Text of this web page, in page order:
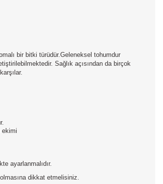
bir bitki türüdür.Geleneksel tohumdur
Sağlık açısından da birçok
ayarlanmalıdır.
dikkat etmelisiniz.